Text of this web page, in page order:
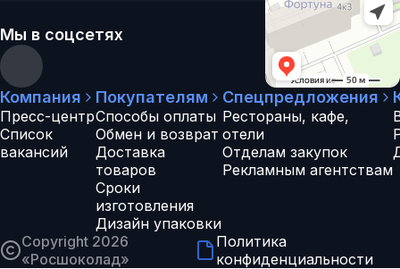
Мы в соцсетях
Компания
Пресс-центр
Список
вакансий
Покупателям
Способы оплаты
Обмен и возврат
Доставка
товаров
Сроки
изготовления
Дизайн упаковки
Спецпредложения
Рестораны, кафе,
отели
Отделам закупок
Рекламным агентствам
Copyright 2026
«Росшоколад»
Политика
конфиденциальности